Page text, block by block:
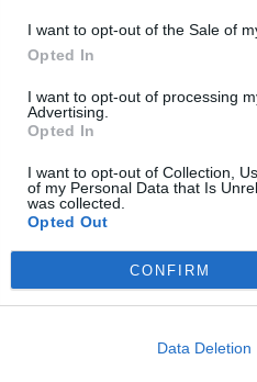
I want to opt-out of the Sale of
Opted In
I want to opt-out of processing
Advertising.
Opted In
I want to opt-out of Collection,
of my Personal Data that Is
was collected.
Opted Out
CONFIRM
Data Deletion